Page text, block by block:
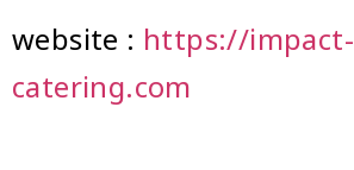
website : https://impact-
catering.com